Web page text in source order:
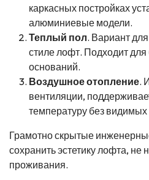
каркасных постройках
алюминиевые модели.
Теплый пол. Вариант
стиле лофт. Подходит
оснований.
Воздушное отопление.
вентиляции,
температуру без
Грамотно скрытые
сохранить эстетику лофта, не
проживания.